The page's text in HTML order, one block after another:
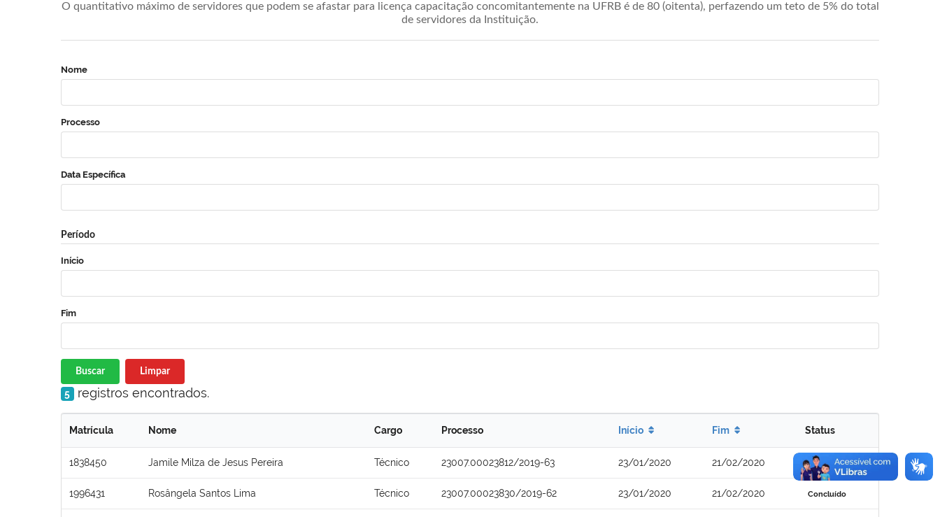
O quantitativo máximo de servidores que podem se afastar para licença capacitação concomitantemente na UFRB é de 80 (oitenta), perfazendo um teto de 5% do total
de servidores da Instituição.
Nome
Processo
Data Específica
Período
Início
Fim
Buscar Limpar
5 registros encontrados.
Matrícula Nome Cargo Processo Início Fim Status
1838450 Jamile Milza de Jesus Pereira Técnico 23007.00023812/2019-63 23/01/2020 21/02/2020 Concluído
1996431 Rosângela Santos Lima Técnico 23007.00023830/2019-62 23/01/2020 21/02/2020 Concluído